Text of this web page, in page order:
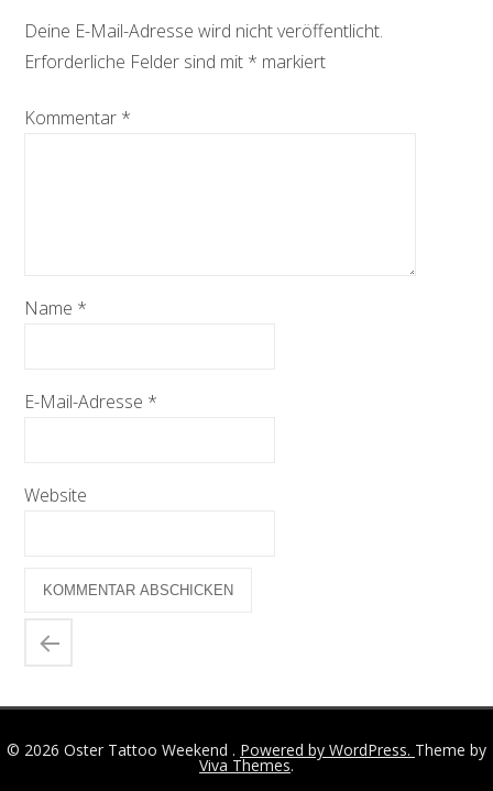
Deine E-Mail-Adresse wird nicht veröffentlicht.
Erforderliche Felder sind mit * markiert
Kommentar *
Name *
E-Mail-Adresse *
Website
© 2026 Oster Tattoo Weekend . Powered by WordPress. Theme by
Viva Themes.